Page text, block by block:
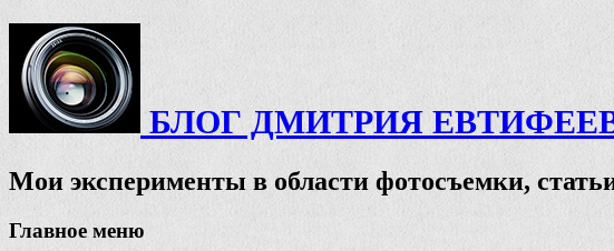
БЛОГ ДМИТРИЯ
Мои эксперименты в области фотосъемки,
Главное меню